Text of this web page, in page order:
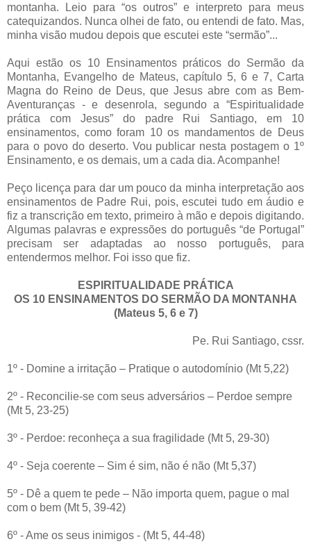
montanha. Leio para “os outros” e interpreto para meus
catequizandos. Nunca olhei de fato, ou entendi de fato. Mas,
minha visão mudou depois que escutei este “sermão”...
Aqui estão os 10 Ensinamentos práticos do Sermão da
Montanha, Evangelho de Mateus, capítulo 5, 6 e 7, Carta
Magna do Reino de Deus, que Jesus abre com as Bem-
Aventuranças - e desenrola, segundo a “Espiritualidade
prática com Jesus” do padre Rui Santiago, em 10
ensinamentos, como foram 10 os mandamentos de Deus
para o povo do deserto. Vou publicar nesta postagem o 1º
Ensinamento, e os demais, um a cada dia. Acompanhe!
Peço licença para dar um pouco da minha interpretação aos
ensinamentos de Padre Rui, pois, escutei tudo em áudio e
fiz a transcrição em texto, primeiro à mão e depois digitando.
Algumas palavras e expressões do português “de Portugal”
precisam ser adaptadas ao nosso português, para
entendermos melhor. Foi isso que fiz.
ESPIRITUALIDADE PRÁTICA
OS 10 ENSINAMENTOS DO SERMÃO DA MONTANHA
(Mateus 5, 6 e 7)
Pe. Rui Santiago, cssr.
1º - Domine a irritação – Pratique o autodomínio (Mt 5,22)
2º - Reconcilie-se com seus adversários – Perdoe sempre
(Mt 5, 23-25)
3º - Perdoe: reconheça a sua fragilidade (Mt 5, 29-30)
4º - Seja coerente – Sim é sim, não é não (Mt 5,37)
5º - Dê a quem te pede – Não importa quem, pague o mal
com o bem (Mt 5, 39-42)
6º - Ame os seus inimigos - (Mt 5, 44-48)